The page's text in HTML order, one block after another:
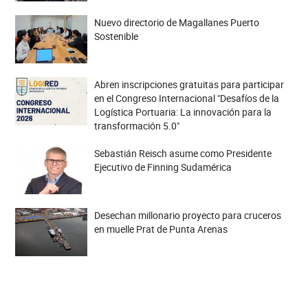
Nuevo directorio de Magallanes Puerto
Sostenible
Abren inscripciones gratuitas para participar
en el Congreso Internacional "Desafíos de la
Logística Portuaria: La innovación para la
transformación 5.0"
Sebastián Reisch asume como Presidente
Ejecutivo de Finning Sudamérica
Desechan millonario proyecto para cruceros
en muelle Prat de Punta Arenas